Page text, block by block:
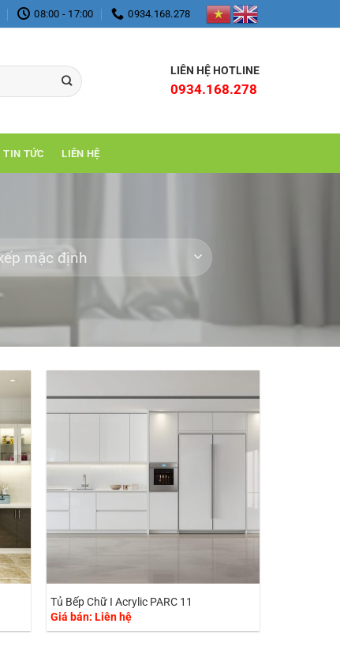
08:00 - 17:00 0934.168.278
LIÊN HỆ HOTLINE
0934.168.278
TIN TỨC LIÊN HỆ
Tủ Bếp Chữ I Acrylic PARC 11
Giá bán: Liên hệ